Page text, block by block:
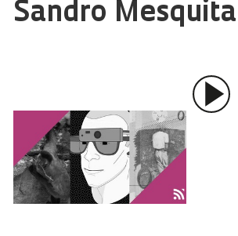
Sandro Mesquita